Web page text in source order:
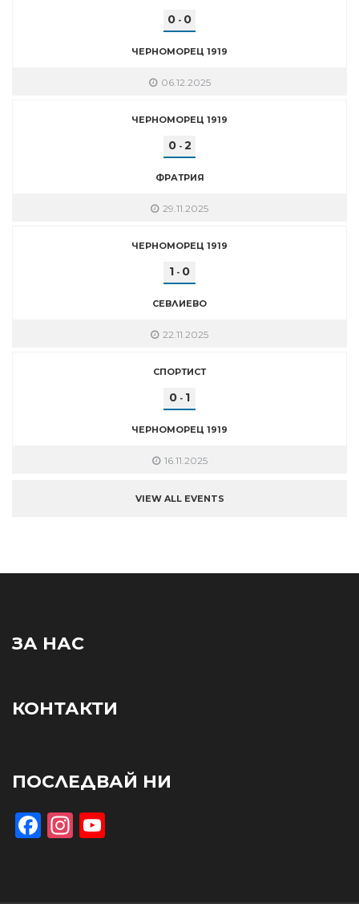
0 - 0
ЧЕРНОМОРЕЦ 1919
06.12.2025
ЧЕРНОМОРЕЦ 1919
0- 2
ФРАТРИЯ
29.11.2025
ЧЕРНОМОРЕЦ 1919
1 - 0
СЕВЛИЕВО
22.11.2025
СПОРТИСТ
0 - 1
ЧЕРНОМОРЕЦ 1919
16.11.2025
VIEW ALL EVENTS
ЗА НАС
КОНТАКТИ
ПОСЛЕДВАЙ НИ
Facebook
Instagram